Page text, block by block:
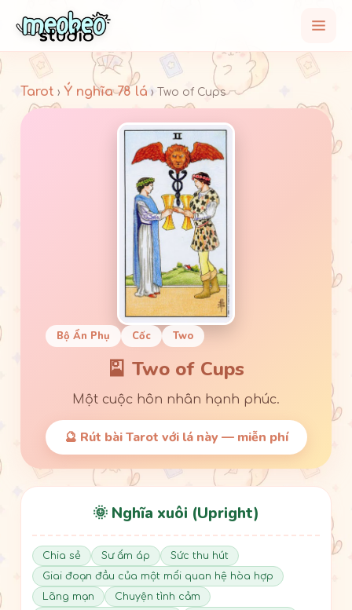
Tarot › Ý nghĩa 78 lá › Two of Cups
Bộ Ẩn Phụ Cốc Two
🎴 Two of Cups
Một cuộc hôn nhân hạnh phúc.
🔮 Rút bài Tarot với lá này — miễn phí
🌞 Nghĩa xuôi (Upright)
Chia sẻ Sư ấm áp
Sức thu hút
Giai đoạn đầu của một mối quan hệ hòa hợp
Lãng mạn
Chuyện tình cảm